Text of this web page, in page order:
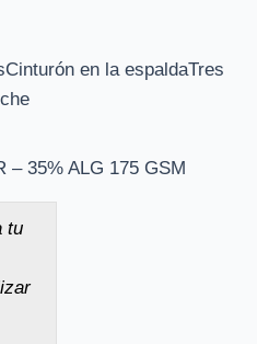
en la espaldaTres
– 35% ALG 175 GSM
tu